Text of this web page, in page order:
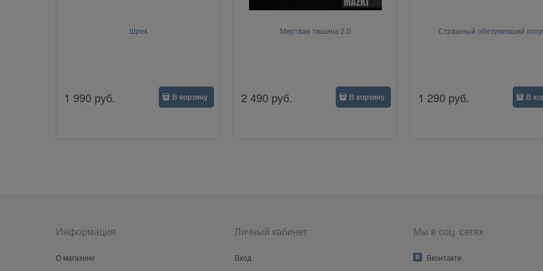
Шрек
1 990 руб. В корзину
Мертвая тишина 2.0
2 490 руб. В корзину
Страшный обезумевший
1 290 руб. В
Информация
О магазине
Личный кабинет
Вход
Мы в соц. сетях
Вконтакте